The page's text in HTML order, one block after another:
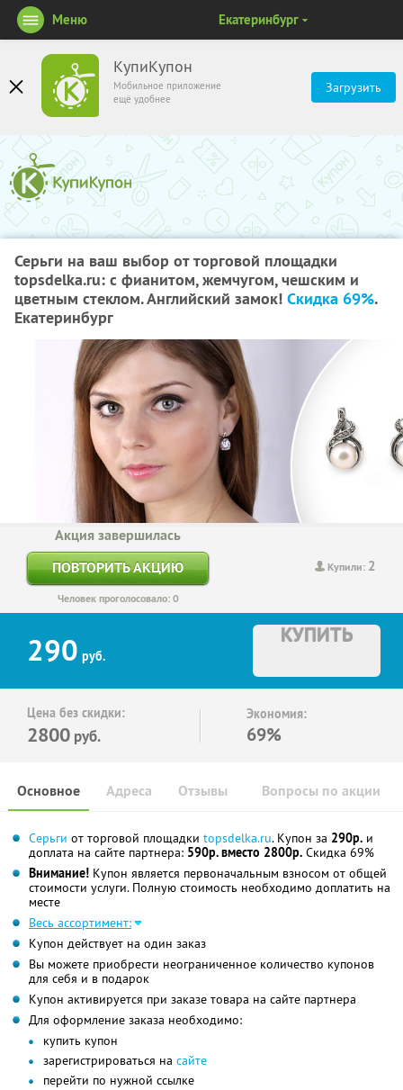
КупиКупон
Мобильное приложение
ещё удобнее
Загрузить
Меню Екатеринбург
Серьги на ваш выбор от торговой площадки
topsdelka.ru: с фианитом, жемчугом, чешским и
цветным стеклом. Английский замок! Скидка 69%.
Екатеринбург
Купили: 2
Акция завершилась
ПОВТОРИТЬ АКЦИЮ
Человек проголосовало: 0
290 руб.
КУПИТЬ
Цена без скидки:
2800 руб.
Экономия:
69%
Основное Отзывы Вопросы по акции
Адреса
Серьги от торговой площадки topsdelka.ru. Купон за 290р. и
доплата на сайте партнера: 590р. вместо 2800р. Скидка 69%
Внимание! Купон является первоначальным взносом от общей
стоимости услуги. Полную стоимость необходимо доплатить на
месте
Весь ассортимент:
Купон действует на один заказ
Вы можете приобрести неограниченное количество купонов
для себя и в подарок
Купон активируется при заказе товара на сайте партнера
Для оформление заказа необходимо:
купить купон
зарегистрироваться на сайте
перейти по нужной ссылке